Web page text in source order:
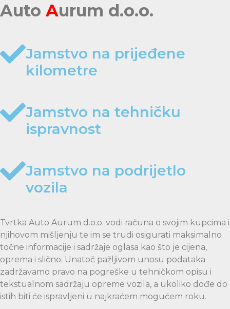
Auto Aurum d.o.o.
Jamstvo na prijeđene
kilometre
Jamstvo na tehničku
ispravnost
Jamstvo na podrijetlo
vozila
Tvrtka Auto Aurum d.o.o. vodi računa o svojim kupcima i
njihovom mišljenju te im se trudi osigurati maksimalno
točne informacije i sadržaje oglasa kao što je cijena,
oprema i slično. Unatoč pažljivom unosu podataka
zadržavamo pravo na pogreške u tehničkom opisu i
tekstualnom sadržaju opreme vozila, a ukoliko dođe do
istih biti će ispravljeni u najkraćem mogućem roku.